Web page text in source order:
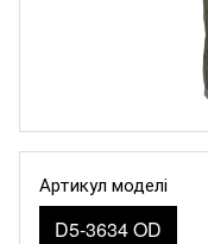
Артикул моделі
D5-3634 OD